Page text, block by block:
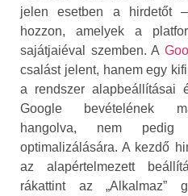
jelen esetben a hirdetőt
hozzon, amelyek a
sajátjaiéval szemben. A
csalást jelent, hanem egy
a rendszer alapbeállításai
Google bevételének
hangolva, nem
optimalizálására. A kezdő
az alapértelmezett
rákattint az „Alkalmaz”